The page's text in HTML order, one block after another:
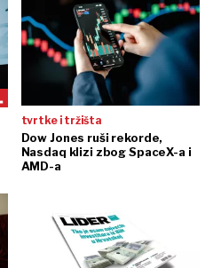
tvrtke i tržišta
Dow Jones ruši rekorde,
Nasdaq klizi zbog SpaceX-a i
AMD-a